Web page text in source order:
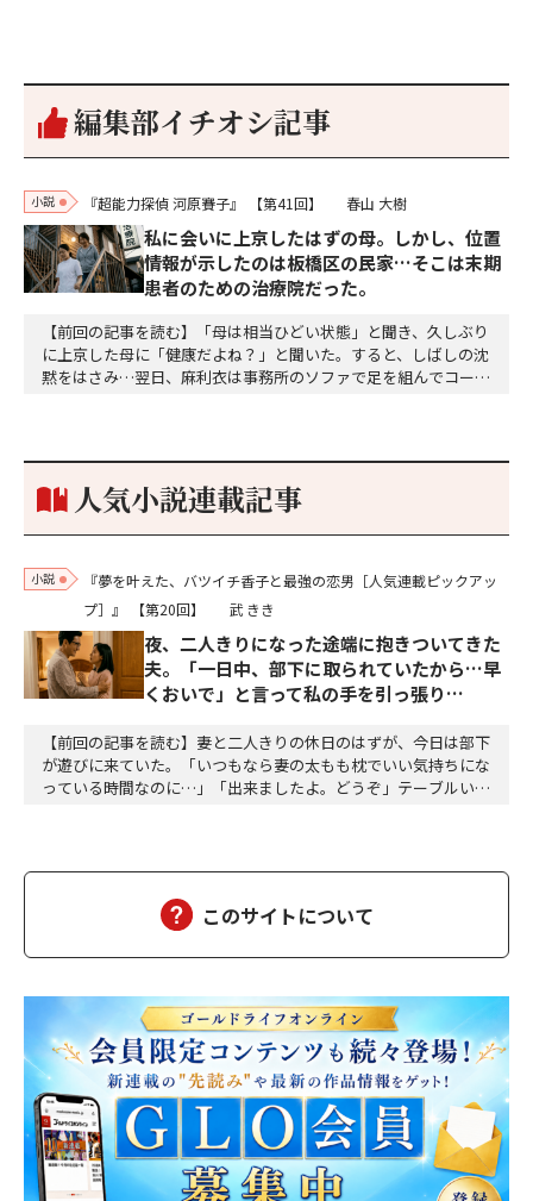
編集部イチオシ記事
小説 『超能力探偵 河原賽子』 【第41回】 春山 大樹
私に会いに上京したはずの母。しかし、位置
情報が示したのは板橋区の民家…そこは末期
患者のための治療院だった。
【前回の記事を読む】「母は相当ひどい状態」と聞き、久しぶり
に上京した母に「健康だよね？」と聞いた。すると、しばしの沈
黙をはさみ…翌日、麻利衣は事務所のソファで足を組んでコーヒ
個のサイコロが握られていた。「やはり私はあなたの超…
人気小説連載記事
小説
『夢を叶えた、バツイチ香子と最強の恋男［人気連載ピックアッ
プ］』
【第20回】 武 きき
夜、二人きりになった途端に抱きついてきた
夫。「一日中、部下に取られていたから…早
くおいで」と言って私の手を引っ張り…
【前回の記事を読む】妻と二人きりの休日のはずが、今日は部下
が遊びに来ていた。「いつもなら妻の太もも枕でいい気持ちにな
っている時間なのに…」「出来ましたよ。どうぞ」テーブルいっ
めんなさい。どうぞ。うふふふ」「凄く、美味しかった…
このサイトについて